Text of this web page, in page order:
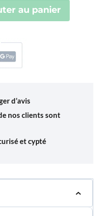
au panier
d’avis
nos clients sont
et cypté